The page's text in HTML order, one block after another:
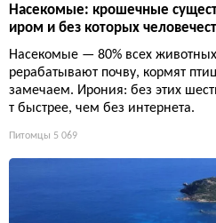
Насекомые: крошечные
иром и без которых
Насекомые — 80% всех
рерабатывают почву, кормят
замечаем. Ирония: без этих
т быстрее, чем без интернета.
Питомцы 5 069